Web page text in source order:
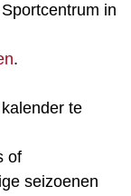
in
.
te
of
seizoenen